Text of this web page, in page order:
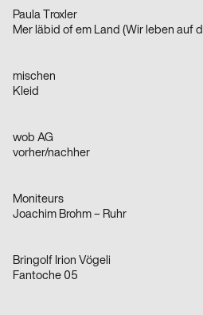
Paula Troxler
Mer läbid of em Land (Wir leben auf
mischen
Kleid
wob AG
vorher/nachher
Moniteurs
Joachim Brohm – Ruhr
Bringolf Irion Vögeli
Fantoche 05